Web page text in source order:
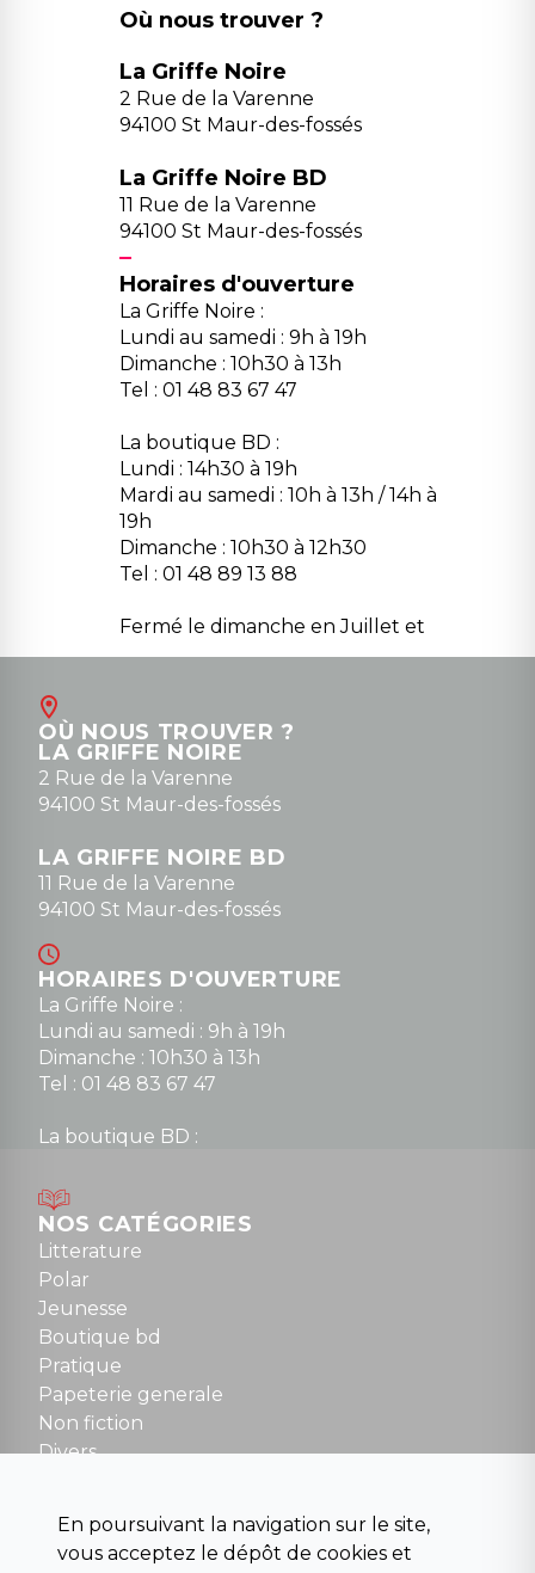
Où nous trouver ?
La Griffe Noire
2 Rue de la Varenne
94100 St Maur-des-fossés
La Griffe Noire BD
11 Rue de la Varenne
94100 St Maur-des-fossés
Horaires d'ouverture
La Griffe Noire :
Lundi au samedi : 9h à 19h
Dimanche : 10h30 à 13h
Tel : 01 48 83 67 47
La boutique BD :
Lundi : 14h30 à 19h
Mardi au samedi : 10h à 13h / 14h à
19h
Dimanche : 10h30 à 12h30
Tel : 01 48 89 13 88
Fermé le dimanche en Juillet et
Août
contact@la-griffe-noire.com
0148836747
OÙ NOUS TROUVER ?
LA GRIFFE NOIRE
2 Rue de la Varenne
94100 St Maur-des-fossés
LA GRIFFE NOIRE BD
11 Rue de la Varenne
94100 St Maur-des-fossés
HORAIRES D'OUVERTURE
La Griffe Noire :
Lundi au samedi : 9h à 19h
Dimanche : 10h30 à 13h
Tel : 01 48 83 67 47
La boutique BD :
Mardi au samedi : 10h à 13h / 14h à 19h
Dimanche : 10h30 à 12h30
Tel : 01 48 89 13 88
NOUS CONTACTER
contact@la-griffe-noire.com
NOS CATÉGORIES
Litterature
Polar
Jeunesse
Boutique bd
Pratique
Papeterie generale
Non fiction
Divers
Para scolaire
Histoire
En poursuivant la navigation sur le site,
vous acceptez le dépôt de cookies et